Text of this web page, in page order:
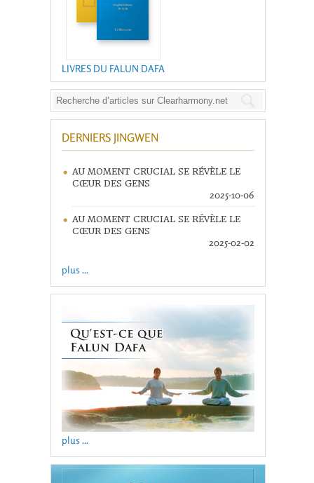
LIVRES DU FALUN DAFA
DERNIERS JINGWEN
AU MOMENT CRUCIAL SE RÉVÈLE LE
CŒUR DES GENS
2025-10-06
AU MOMENT CRUCIAL SE RÉVÈLE LE
CŒUR DES GENS
2025-02-02
plus ...
plus ...